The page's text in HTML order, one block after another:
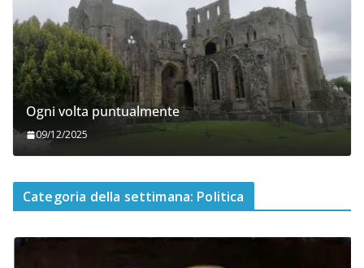
Ogni volta puntualmente
09/12/2025
Categoria della settimana: Politica